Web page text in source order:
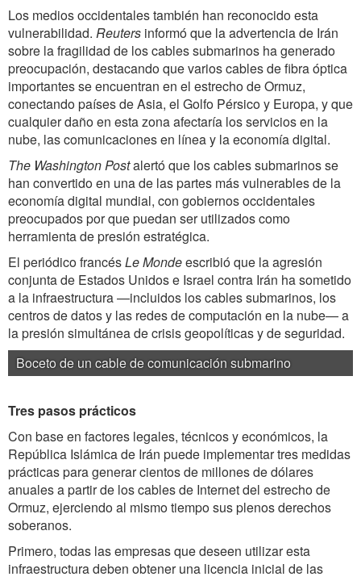
Los medios occidentales también han reconocido esta
vulnerabilidad. Reuters informó que la advertencia de Irán
sobre la fragilidad de los cables submarinos ha generado
preocupación, destacando que varios cables de fibra óptica
importantes se encuentran en el estrecho de Ormuz,
conectando países de Asia, el Golfo Pérsico y Europa, y que
cualquier daño en esta zona afectaría los servicios en la
nube, las comunicaciones en línea y la economía digital.
The Washington Postalertó que los cables submarinos se
han convertido en una de las partes más vulnerables de la
economía digital mundial, con gobiernos occidentales
preocupados por que puedan ser utilizados como
herramienta de presión estratégica.
El periódico francésLe Mondeescribió que la agresión
conjunta de Estados Unidos e Israel contra Irán ha sometido
a la infraestructura —incluidos los cables submarinos, los
centros de datos y las redes de computación en la nube— a
la presión simultánea de crisis geopolíticas y de seguridad.
Boceto de un cable de comunicación submarino
Tres pasos prácticos
Con base en factores legales, técnicos y económicos, la
República Islámica de Irán puede implementar tres medidas
prácticas para generar cientos de millones de dólares
anuales a partir de los cables de Internet del estrecho de
Ormuz, ejerciendo al mismo tiempo sus plenos derechos
soberanos.
Primero, todas las empresas que deseen utilizar esta
infraestructura deben obtener una licencia inicial de las